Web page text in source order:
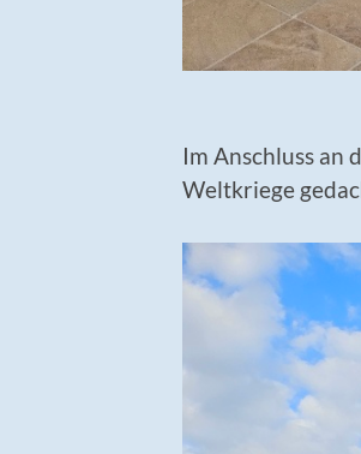
Im Anschluss an
Weltkriege